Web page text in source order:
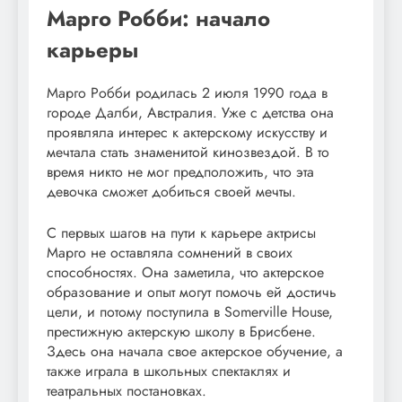
Марго Робби: начало
карьеры
Марго Робби родилась 2 июля 1990 года в
городе Далби, Австралия. Уже с детства она
проявляла интерес к актерскому искусству и
мечтала стать знаменитой кинозвездой. В то
время никто не мог предположить, что эта
девочка сможет добиться своей мечты.
С первых шагов на пути к карьере актрисы
Марго не оставляла сомнений в своих
способностях. Она заметила, что актерское
образование и опыт могут помочь ей достичь
цели, и потому поступила в Somerville House,
престижную актерскую школу в Брисбене.
Здесь она начала свое актерское обучение, а
также играла в школьных спектаклях и
театральных постановках.